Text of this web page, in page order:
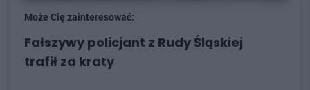
Może Cię zainteresować:
Fałszywy policjant z Rudy Śląskiej
trafił za kraty